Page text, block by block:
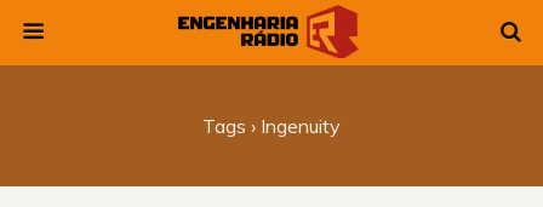
Tags › Ingenuity